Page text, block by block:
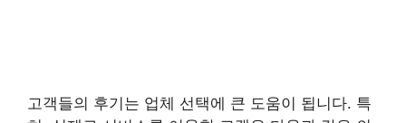
고객들의 후기는 업체 선택에 큰 도움이 됩니다. 특